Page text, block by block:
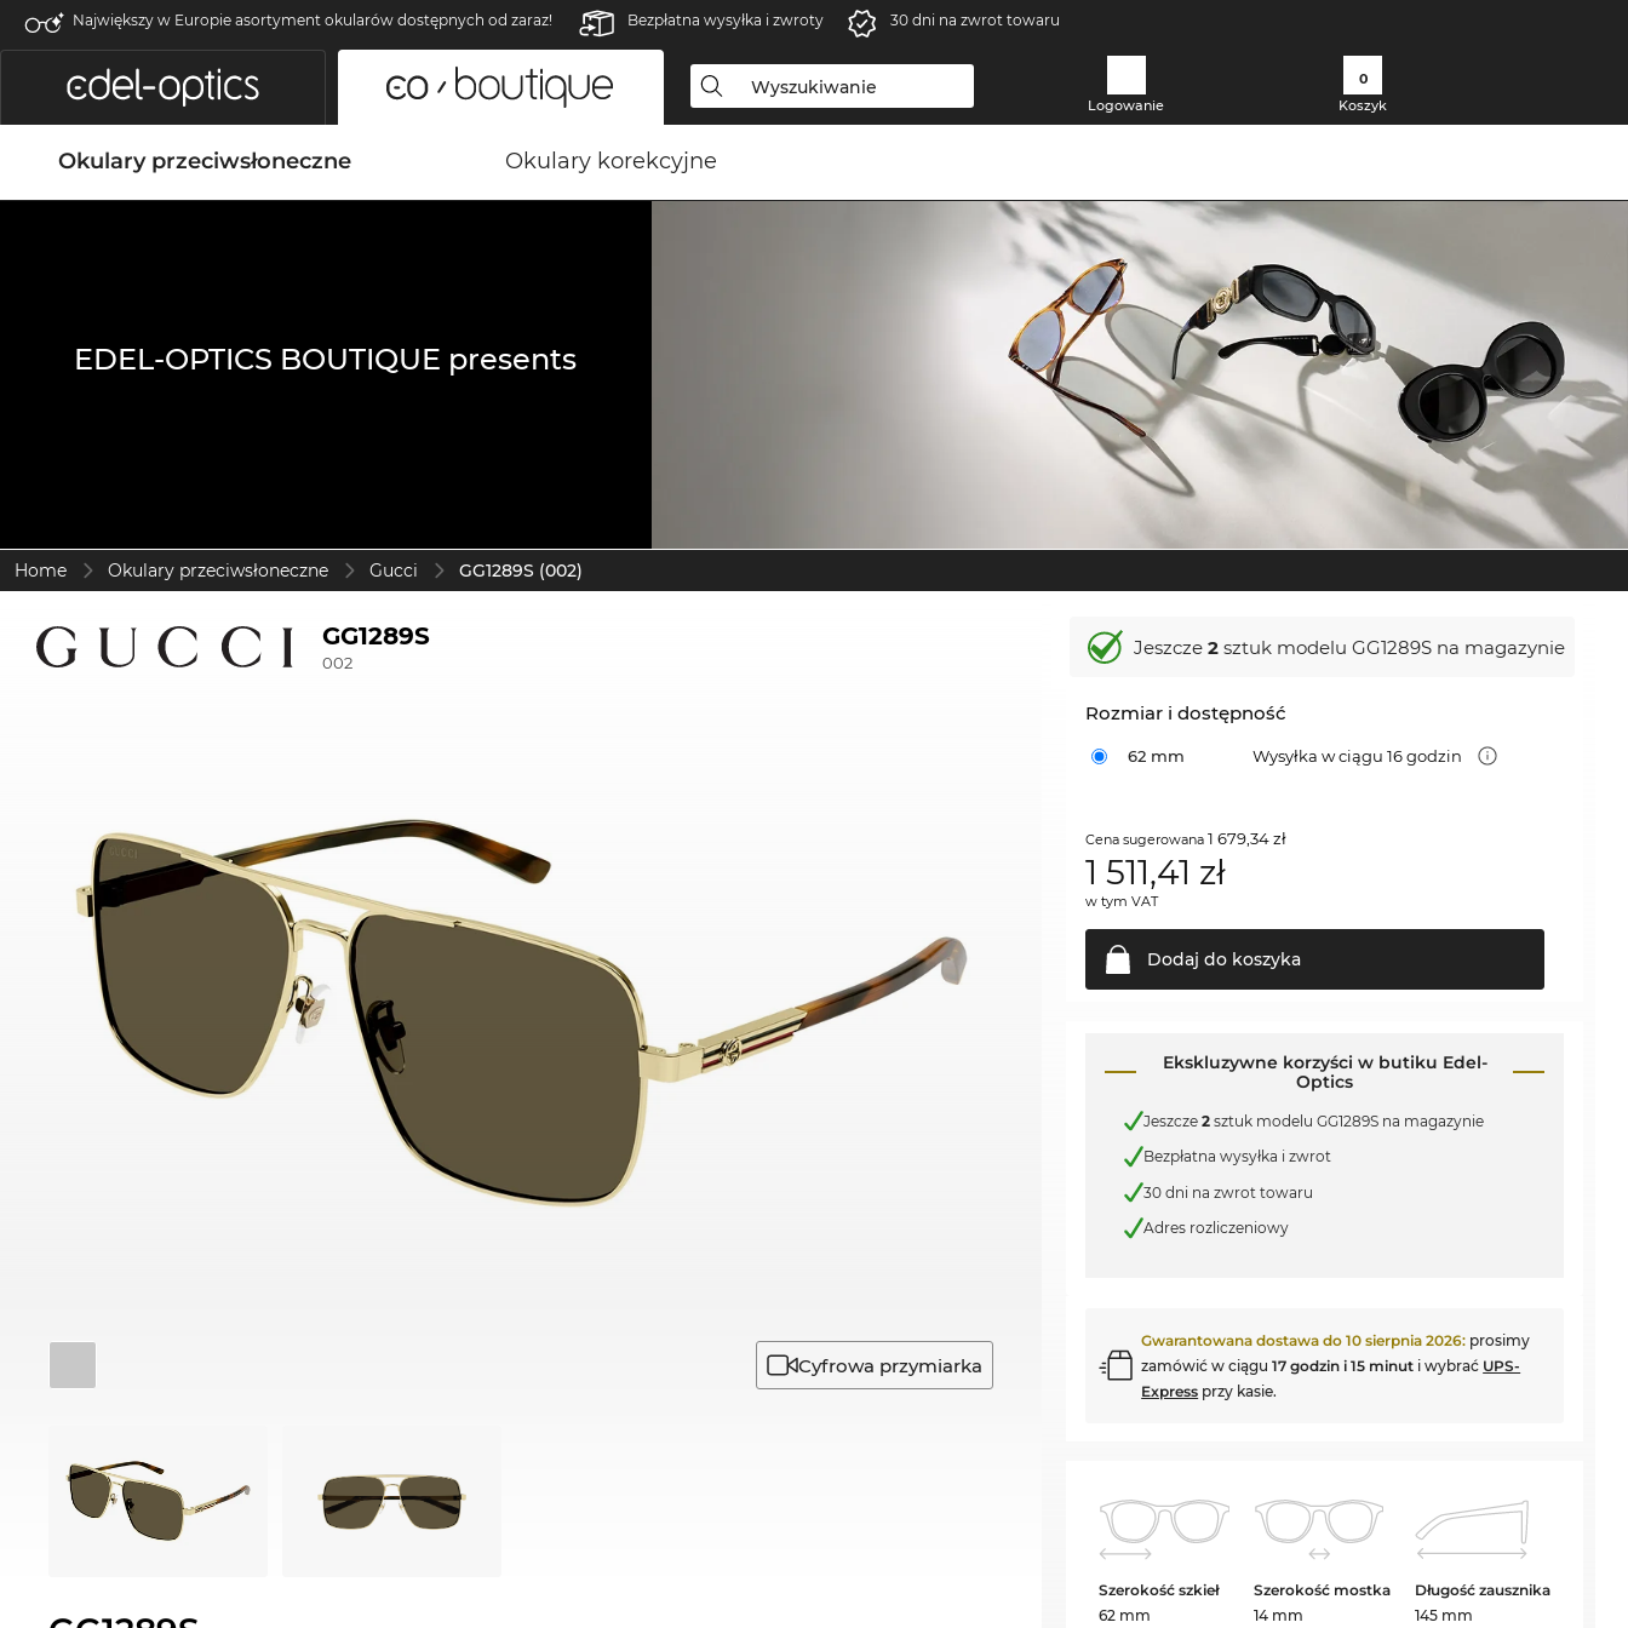
Największy w Europie asortyment okularów dostępnych od zaraz! Bezpłatna wysyłka i zwroty 30 dni na zwrot towaru
Logowanie
0
Koszyk
Okulary przeciwsłoneczne Okulary korekcyjne
EDEL-OPTICS BOUTIQUE presents
Home Okulary przeciwsłoneczne Gucci GG1289S (002)
GG1289S
002
Cyfrowa przymiarka
Jeszcze2 sztuk modelu GG1289S na magazynie
Rozmiar i dostępność
62 mm Wysyłka w ciągu 16 godzin
Cena sugerowana1 679,34 zł
1 511,41 zł
w tym VAT
Dodaj do koszyka
Ekskluzywne korzyści w butiku Edel-
Optics
Jeszcze2 sztuk modelu GG1289S na magazynie
Bezpłatna wysyłka i zwrot
30 dni na zwrot towaru
Adres rozliczeniowy
Gwarantowana dostawa do10 sierpnia 2026: prosimy
zamówić w ciągu17 godzin i 15 minut i wybrać UPS-
Express przy kasie.
Szerokość szkieł
62 mm
Szerokość mostka
14 mm
Długość zausznika
145 mm